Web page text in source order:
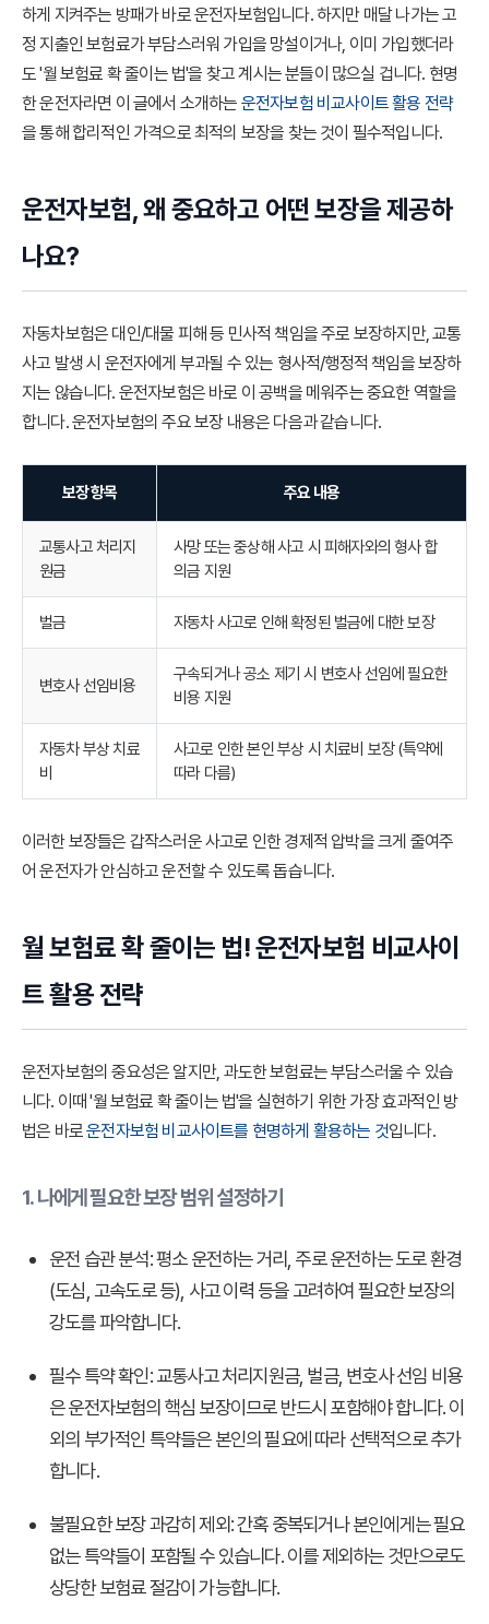
하게 지켜주는 방패가 바로 운전자보험입니다. 하지만 매달 나가는 고
정 지출인 보험료가 부담스러워 가입을 망설이거나, 이미 가입했더라
도 '월 보험료 확 줄이는 법'을 찾고 계시는 분들이 많으실 겁니다. 현명
한 운전자라면 이 글에서 소개하는 운전자보험 비교사이트 활용 전략
을 통해 합리적인 가격으로 최적의 보장을 찾는 것이 필수적입니다.
운전자보험, 왜 중요하고 어떤 보장을 제공하
나요?
자동차보험은 대인/대물 피해 등 민사적 책임을 주로 보장하지만, 교통
사고 발생 시 운전자에게 부과될 수 있는 형사적/행정적 책임을 보장하
지는 않습니다. 운전자보험은 바로 이 공백을 메워주는 중요한 역할을
합니다. 운전자보험의 주요 보장 내용은 다음과 같습니다.
보장 항목 주요 내용
교통사고 처리지
원금
사망 또는 중상해 사고 시 피해자와의 형사 합
의금 지원
벌금 자동차 사고로 인해 확정된 벌금에 대한 보장
변호사 선임비용
구속되거나 공소 제기 시 변호사 선임에 필요한
비용 지원
자동차 부상 치료
비
사고로 인한 본인 부상 시 치료비 보장 (특약에
따라 다름)
이러한 보장들은 갑작스러운 사고로 인한 경제적 압박을 크게 줄여주
어 운전자가 안심하고 운전할 수 있도록 돕습니다.
월 보험료 확 줄이는 법! 운전자보험 비교사이
트 활용 전략
운전자보험의 중요성은 알지만, 과도한 보험료는 부담스러울 수 있습
니다. 이때 '월 보험료 확 줄이는 법'을 실현하기 위한 가장 효과적인 방
법은 바로운전자보험 비교사이트를 현명하게 활용하는 것입니다.
1. 나에게 필요한 보장 범위 설정하기
운전 습관 분석:평소 운전하는 거리, 주로 운전하는 도로 환경
(도심, 고속도로 등), 사고 이력 등을 고려하여 필요한 보장의
강도를 파악합니다.
필수 특약 확인:교통사고 처리지원금, 벌금, 변호사 선임 비용
은 운전자보험의 핵심 보장이므로 반드시 포함해야 합니다. 이
외의 부가적인 특약들은 본인의 필요에 따라 선택적으로 추가
합니다.
불필요한 보장 과감히 제외:간혹 중복되거나 본인에게는 필요
없는 특약들이 포함될 수 있습니다. 이를 제외하는 것만으로도
상당한 보험료 절감이 가능합니다.